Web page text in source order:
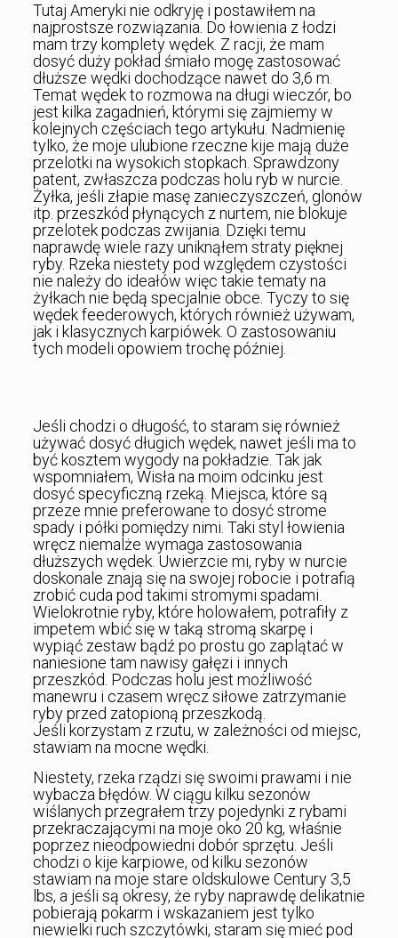
Tutaj Ameryki nie odkryję i postawiłem na
najprostsze rozwiązania. Do łowienia z łodzi
mam trzy komplety wędek. Z racji, że mam
dosyć duży pokład śmiało mogę zastosować
dłuższe wędki dochodzące nawet do 3,6 m.
Temat wędek to rozmowa na długi wieczór, bo
jest kilka zagadnień, którymi się zajmiemy w
kolejnych częściach tego artykułu. Nadmienię
tylko, że moje ulubione rzeczne kije mają duże
przelotki na wysokich stopkach. Sprawdzony
patent, zwłaszcza podczas holu ryb w nurcie.
Żyłka, jeśli złapie masę zanieczyszczeń, glonów
itp. przeszkód płynących z nurtem, nie blokuje
przelotek podczas zwijania. Dzięki temu
naprawdę wiele razy uniknąłem straty pięknej
ryby. Rzeka niestety pod względem czystości
nie należy do ideałów więc takie tematy na
żyłkach nie będą specjalnie obce. Tyczy to się
wędek feederowych, których również używam,
jak i klasycznych karpiówek. O zastosowaniu
tych modeli opowiem trochę później.
Jeśli chodzi o długość, to staram się również
używać dosyć długich wędek, nawet jeśli ma to
być kosztem wygody na pokładzie. Tak jak
wspomniałem, Wisła na moim odcinku jest
dosyć specyficzną rzeką. Miejsca, które są
przeze mnie preferowane to dosyć strome
spady i półki pomiędzy nimi. Taki styl łowienia
wręcz niemalże wymaga zastosowania
dłuższych wędek. Uwierzcie mi, ryby w nurcie
doskonale znają się na swojej robocie i potrafią
zrobić cuda pod takimi stromymi spadami.
Wielokrotnie ryby, które holowałem, potrafiły z
impetem wbić się w taką stromą skarpę i
wypiąć zestaw bądź po prostu go zaplątać w
naniesione tam nawisy gałęzi i innych
przeszkód. Podczas holu jest możliwość
manewru i czasem wręcz siłowe zatrzymanie
ryby przed zatopioną przeszkodą.
Jeśli korzystam z rzutu, w zależności od miejsc,
stawiam na mocne wędki.
Niestety, rzeka rządzi się swoimi prawami i nie
wybacza błędów. W ciągu kilku sezonów
wiślanych przegrałem trzy pojedynki z rybami
przekraczającymi na moje oko 20 kg, właśnie
poprzez nieodpowiedni dobór sprzętu. Jeśli
chodzi o kije karpiowe, od kilku sezonów
stawiam na moje stare oldskulowe Century 3,5
lbs, a jeśli są okresy, że ryby naprawdę delikatnie
pobierają pokarm i wskazaniem jest tylko
niewielki ruch szczytówki, staram się mieć pod